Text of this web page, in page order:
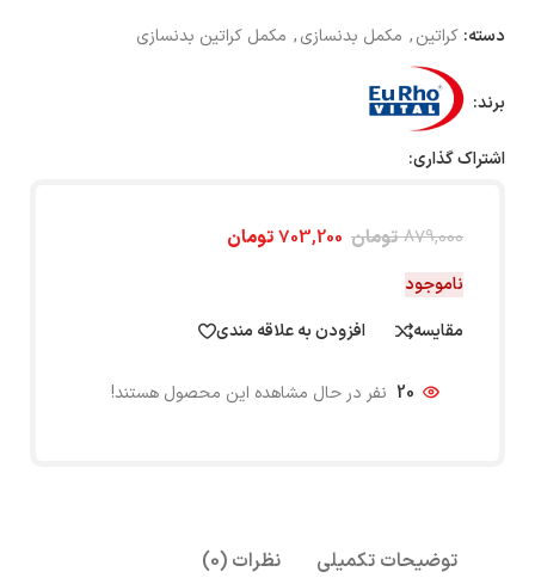
دسته: کراتین, مکمل بدنسازی, مکمل کراتین بدنسازی
برند:
اشتراک گذاری:
879,000 تومان 703,200تومان
ناموجود
مقایسه
افزودن به علاقه مندی
20 نفر در حال مشاهده این محصول هستند!
توضیحات تکمیلی نظرات (0)